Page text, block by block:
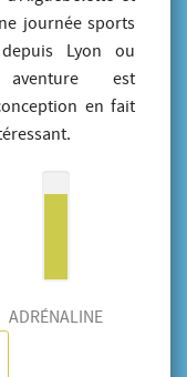
journée sports
Lyon ou
est
en fait
ADRÉNALINE